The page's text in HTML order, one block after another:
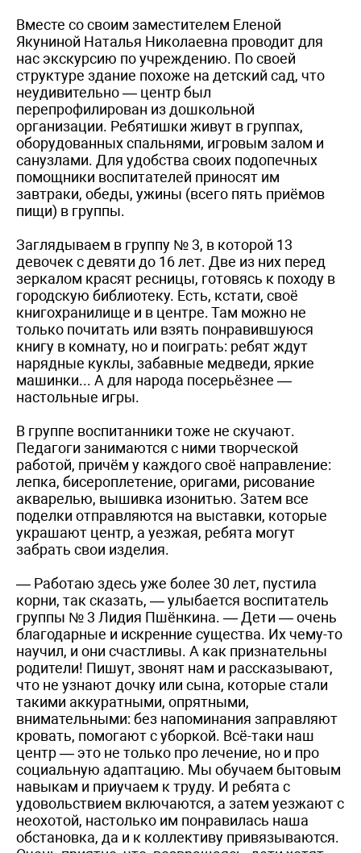
Вместе со своим заместителем Еленой
Якуниной Наталья Николаевна проводит для
нас экскурсию по учреждению. По своей
структуре здание похоже на детский сад, что
неудивительно — центр был
перепрофилирован из дошкольной
организации. Ребятишки живут в группах,
оборудованных спальнями, игровым залом и
санузлами. Для удобства своих подопечных
помощники воспитателей приносят им
завтраки, обеды, ужины (всего пять приёмов
пищи) в группы.
Заглядываем в группу № 3, в которой 13
девочек с девяти до 16 лет. Две из них перед
зеркалом красят ресницы, готовясь к походу в
городскую библиотеку. Есть, кстати, своё
книгохранилище и в центре. Там можно не
только почитать или взять понравившуюся
книгу в комнату, но и поиграть: ребят ждут
нарядные куклы, забавные медведи, яркие
машинки... А для народа посерьёзнее —
настольные игры.
В группе воспитанники тоже не скучают.
Педагоги занимаются с ними творческой
работой, причём у каждого своё направление:
лепка, бисероплетение, оригами, рисование
акварелью, вышивка изонитью. Затем все
поделки отправляются на выставки, которые
украшают центр, а уезжая, ребята могут
забрать свои изделия.
— Работаю здесь уже более 30 лет, пустила
корни, так сказать, — улыбается воспитатель
группы № 3 Лидия Пшёнкина. — Дети — очень
благодарные и искренние существа. Их чему-то
научил, и они счастливы. А как признательны
родители! Пишут, звонят нам и рассказывают,
что не узнают дочку или сына, которые стали
такими аккуратными, опрятными,
внимательными: без напоминания заправляют
кровать, помогают с уборкой. Всё-таки наш
центр — это не только про лечение, но и про
социальную адаптацию. Мы обучаем бытовым
навыкам и приучаем к труду. И ребята с
удовольствием включаются, а затем уезжают с
неохотой, настолько им понравилась наша
обстановка, да и к коллективу привязываются.